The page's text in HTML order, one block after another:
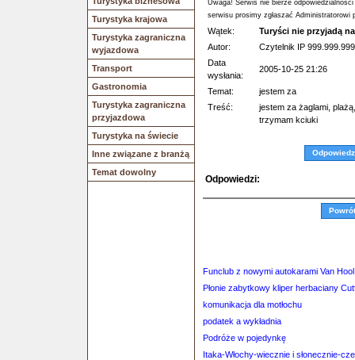
Turystyka krajowa
Turystyka zagraniczna
wyjazdowa
Transport
Gastronomia
Turystyka zagraniczna
przyjazdowa
Turystyka na świecie
Inne związane z branżą
Temat dowolny
Uwaga! Serwis nie bierze
serwisu prosimy zgłaszać Administratorowi
Wątek:
Turyści nie przyjadą
Autor:
Czytelnik IP
Data
wysłania:
2005-10-25 21:26
Temat:
jestem za
Treść:
jestem za żaglami,
trzymam kciuki
Odpowiedz
Odpowiedzi:
Funclub z nowymi autokarami Van Hool
Płonie zabytkowy kliper herbaciany
komunikacja dla motłochu
podatek a wykładnia
Podróże w pojedynkę
Itaka-Włochy-wiecznie i słonecznie-